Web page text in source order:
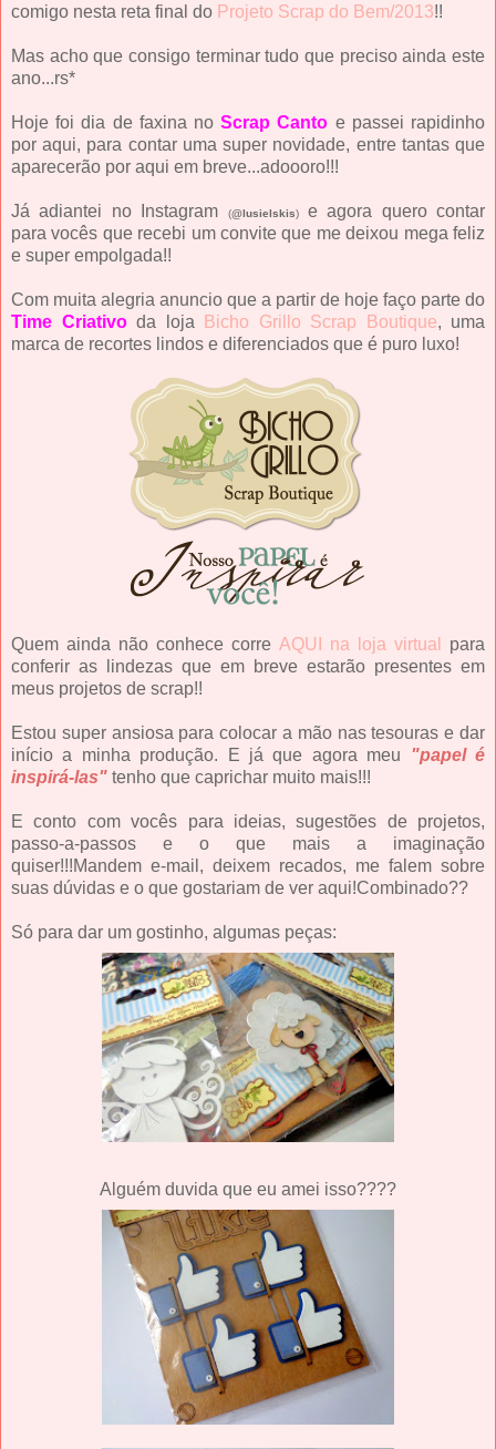
comigo nesta reta final do Projeto Scrap do Bem/2013!!
Mas acho que consigo terminar tudo que preciso ainda este
ano...rs*
Hoje foi dia de faxina noScrap Canto e passei rapidinho
por aqui, para contar uma super novidade, entre tantas que
aparecerão por aqui em breve...adoooro!!!
Já adiantei no Instagram (@lusielskis)e agora quero contar
para vocês que recebi um convite que me deixou mega feliz
e super empolgada!!
Com muita alegria anuncio que a partir de hoje faço parte do
Time Criativoda loja Bicho Grillo Scrap Boutique, uma
marca de recortes lindos e diferenciados que é puro luxo!
Quem ainda não conhece corre AQUI na loja virtual
para
conferir as lindezas que em breve estarão presentes em
meus projetos de scrap!!
Estou super ansiosa para colocar a mão nas tesouras e dar
início a minha produção. E já que agora meu "papel é
inspirá-las" tenho que caprichar muito mais!!!
E conto com vocês para ideias, sugestões de projetos,
passo-a-passos e o que mais a imaginação
quiser!!!Mandem e-mail, deixem recados, me falem sobre
suas dúvidas e o que gostariam de ver aqui!Combinado??
Só para dar um gostinho, algumas peças:
Alguém duvida que eu amei isso????